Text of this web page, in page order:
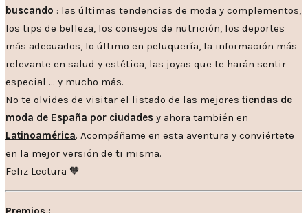
buscando : las últimas tendencias de moda y complementos,
los tips de belleza, los consejos de nutrición, los deportes
más adecuados, lo último en peluquería, la información más
relevante en salud y estética, las joyas que te harán sentir
especial … y mucho más.
No te olvides de visitar el listado de las mejores tiendas de
moda de España por ciudades y ahora también en
Latinoamérica. Acompáñame en esta aventura y conviértete
en la mejor versión de ti misma.
Feliz Lectura 🧡